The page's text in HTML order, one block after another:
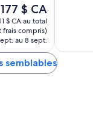
(chauffage) et des
gratuits et un séchoir
des chaînes câblées
des cafetières-
Le
prix
est
de
177 $ CA
177 $ CA
$ CA au total
frais compris)
au 8 sept.
semblables